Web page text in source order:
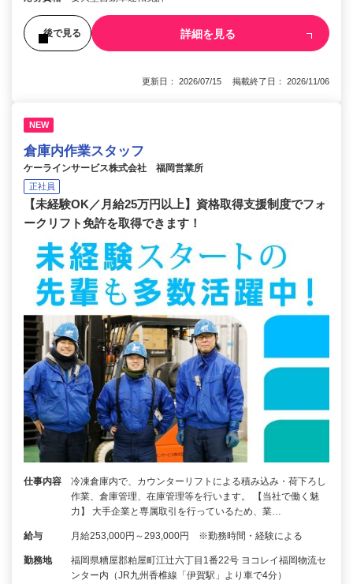
後で見る 詳細を見る
更新日： 2026/07/15 掲載終了日： 2026/11/06
NEW
倉庫内作業スタッフ
ケーラインサービス株式会社 福岡営業所
正社員
【未経験OK／月給25万円以上】資格取得支援制度でフォ
ークリフト免許を取得できます！
仕事内容
冷凍倉庫内で、カウンターリフトによる積み込み・荷下ろし
作業、倉庫管理、在庫管理等を行います。 【当社で働く魅
力】 大手企業と専属取引を行っているため、業…
給与 月給253,000円～293,000円 ※勤務時間・経験による
勤務地
福岡県糟屋郡粕屋町江辻六丁目1番22号 ヨコレイ福岡物流セ
ンター内（JR九州香椎線「伊賀駅」より車で4分）